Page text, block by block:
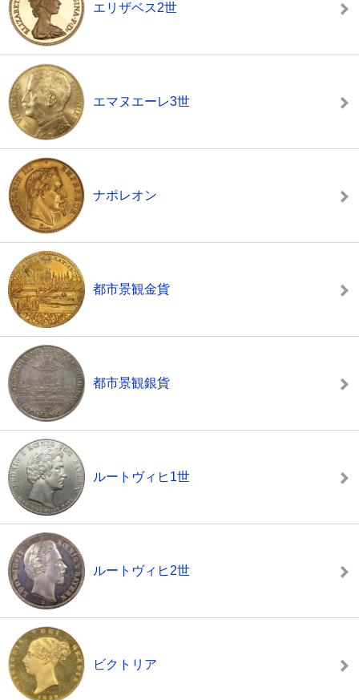
エリザベス2世
エマヌエーレ3世
ナポレオン
都市景観金貨
都市景観銀貨
ルートヴィヒ1世
ルートヴィヒ2世
ビクトリア